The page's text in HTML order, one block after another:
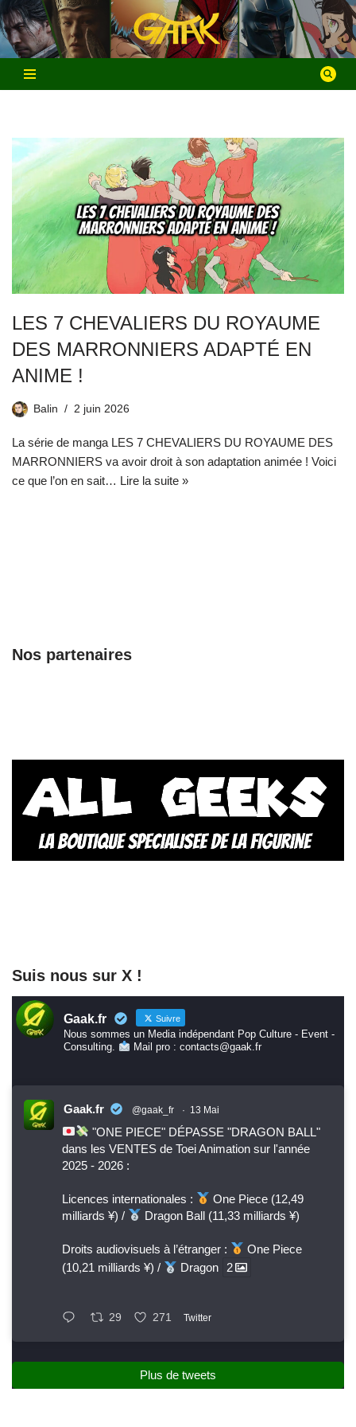
Aller
au
contenu
LES 7 CHEVALIERS DU ROYAUME
DES MARRONNIERS ADAPTÉ EN
ANIME !
Balin 2 juin 2026
La série de manga LES 7 CHEVALIERS DU ROYAUME DES
MARRONNIERS va avoir droit à son adaptation animée ! Voici
ce que l’on en sait… Lire la suite »
Nos partenaires
Suis nous sur X !
Gaak.fr Suivre
Nous sommes un Media indépendant Pop Culture - Event -
Consulting.
Mail pro : contacts@gaak.fr
Gaak.fr @gaak_fr · 13 Mai
"ONE PIECE" DÉPASSE "DRAGON BALL"
dans les VENTES de Toei Animation sur l'année
2025 - 2026 :
Licences internationales :
One Piece (12,49
milliards ¥) /
Dragon Ball (11,33 milliards ¥)
Droits audiovisuels à l’étranger :
One Piece
(10,21 milliards ¥) /
Dragon 2
29 271 Twitter
Plus de tweets